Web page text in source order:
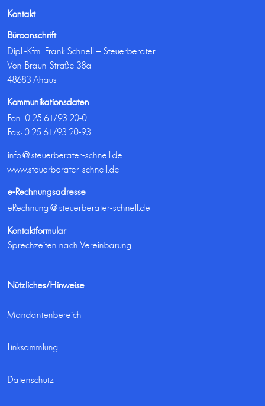
Kontakt
Büroanschrift
Dipl.-Kfm. Frank Schnell – Steuerberater
Von-Braun-Straße 38a
48683 Ahaus
Kommunikationsdaten
Fon:0 25 61/93 20-0
Fax: 0 25 61/93 20-93
info@steuerberater-schnell.de
www.steuerberater-schnell.de
e-Rechnungsadresse
eRechnung@steuerberater-schnell.de
Kontaktformular
Sprechzeiten nach Vereinbarung
Nützliches/Hinweise
Mandantenbereich
Linksammlung
Datenschutz